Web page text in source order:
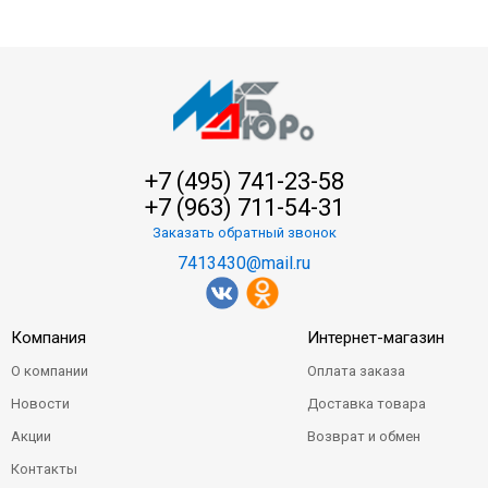
+7 (495) 741-23-58
+7 (963) 711-54-31
Заказать обратный звонок
7413430@mail.ru
Компания
О компании
Новости
Акции
Контакты
Интернет-магазин
Оплата заказа
Доставка товара
Возврат и обмен